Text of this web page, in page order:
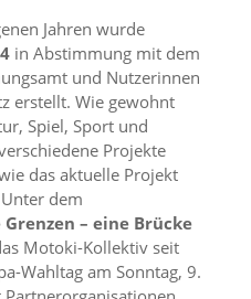
Jahren wurde
in Abstimmung mit dem
und Nutzerinnen
erstellt. Wie gewohnt
Spiel, Sport und
Projekte
das aktuelle Projekt
dem
– eine Brücke
Motoki-Kollektiv seit
Wahltag am Sonntag, 9.